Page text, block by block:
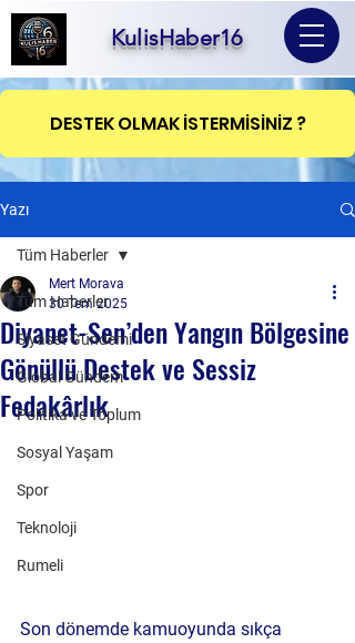
KulisHaber16
DESTEK OLMAK İSTERMİSİNİZ ?
Yazı
Tüm Haberler
Siyaset Gündemi
Global Gündem
Politika ve Toplum
Sosyal Yaşam
Spor
Teknoloji
Rumeli
Tüm Haberler
Diyanet-Sen’den Yangın Bölgesine
Gönüllü Destek ve Sessiz
Fedakârlık
Mert Morava
30 Tem 2025
Son dönemde kamuoyunda sıkça